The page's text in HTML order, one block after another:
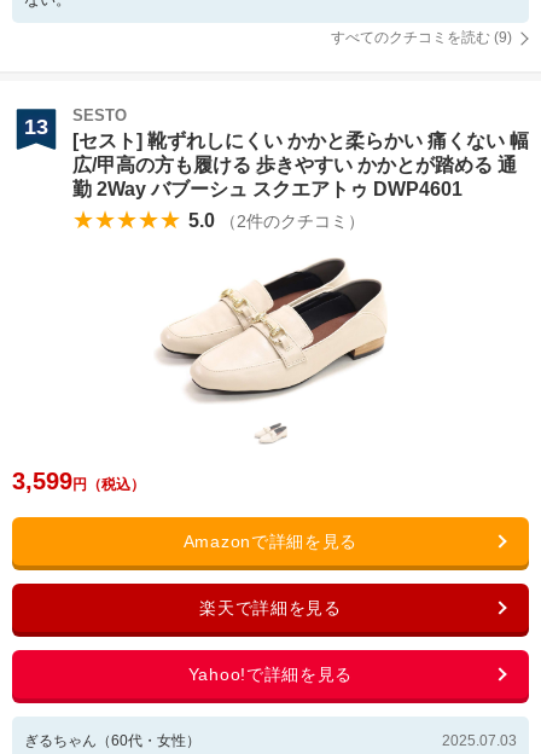
すべてのクチコミを読む (9)
13 SESTO
[セスト] 靴ずれしにくい かかと柔らかい 痛くない 幅
広/甲高の方も履ける 歩きやすい かかとが踏める 通
勤 2Way バブーシュ スクエアトゥ DWP4601
★★★★★ 5.0 （2件のクチコミ）
3,599
ぎるちゃん （60代・ 女性 ） 2025.07.03